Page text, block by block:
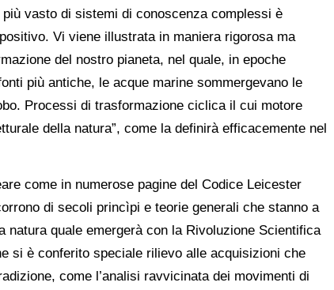
vasto di sistemi di conoscenza complessi è
Vi viene illustrata in maniera rigorosa ma
del nostro pianeta, nel quale, in epoche
più antiche, le acque marine sommergevano le
Processi di trasformazione ciclica il cui motore
della natura”, come la definirà efficacemente nel
come in numerose pagine del Codice Leicester
di secoli princìpi e teorie generali che stanno a
natura quale emergerà con la Rivoluzione Scientifica
si è conferito speciale rilievo alle acquisizioni che
come l’analisi ravvicinata dei movimenti di